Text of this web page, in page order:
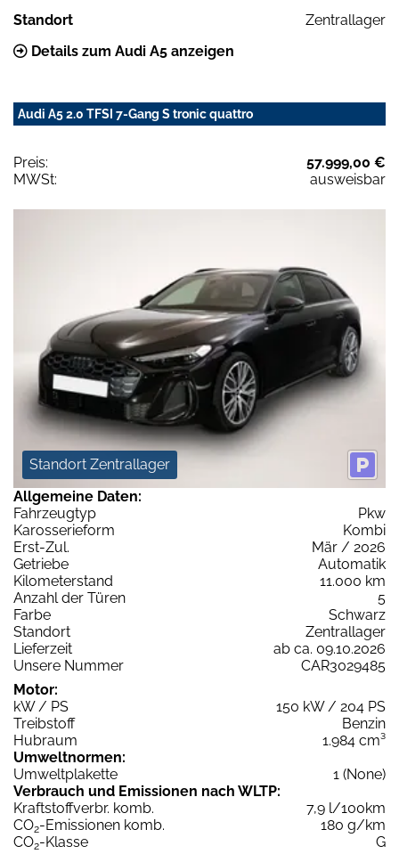
Standort
Zentrallager
Details zum Audi A5 anzeigen
Audi A5 2.0 TFSI 7-Gang S tronic quattro
Preis:
57.999,00 €
MWSt:
ausweisbar
Standort Zentrallager
Allgemeine Daten:
Fahrzeugtyp
Pkw
Karosserieform
Kombi
Erst-Zul.
Mär / 2026
Getriebe
Automatik
Kilometerstand
11.000 km
Anzahl der Türen
5
Farbe
Schwarz
Standort
Zentrallager
Lieferzeit
ab ca. 09.10.2026
Unsere Nummer
CAR3029485
Motor:
kW / PS
150 kW / 204 PS
Treibstoff
Benzin
Hubraum
1.984 cm³
Umweltnormen:
Umweltplakette
1 (None)
Verbrauch und Emissionen nach WLTP:
Kraftstoffverbr. komb.
7,9 l/100km
CO2-Emissionen komb.
180 g/km
CO2-Klasse
G